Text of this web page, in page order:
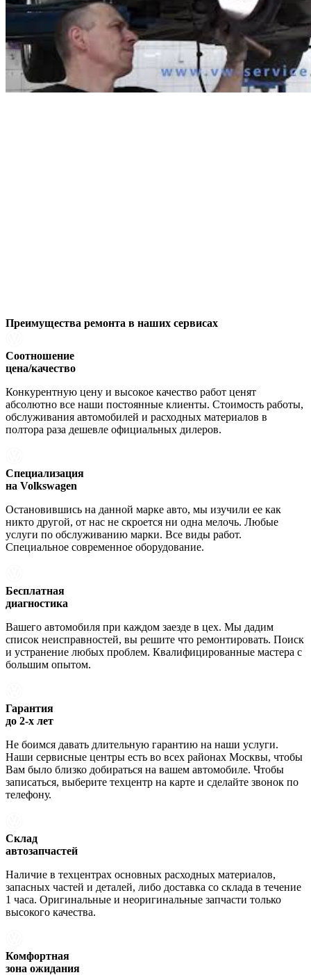
Преимущества ремонта в наших сервисах
Соотношение
цена/качество
Конкурентную цену и высокое качество работ ценят
абсолютно все наши постоянные клиенты. Стоимость работы,
обслуживания автомобилей и расходных материалов в
полтора раза дешевле официальных дилеров.
Специализация
на Volkswagen
Остановившись на данной марке авто, мы изучили ее как
никто другой, от нас не скроется ни одна мелочь. Любые
услуги по обслуживанию марки. Все виды работ.
Специальное современное оборудование.
Бесплатная
диагностика
Вашего автомобиля при каждом заезде в цех. Мы дадим
список неисправностей, вы решите что ремонтировать. Поиск
и устранение любых проблем. Квалифицированные мастера с
большим опытом.
Гарантия
до 2-х лет
Не боимся давать длительную гарантию на наши услуги.
Наши сервисные центры есть во всех районах Москвы, чтобы
Вам было близко добираться на вашем автомобиле. Чтобы
записаться, выберите техцентр на карте и сделайте звонок по
телефону.
Склад
автозапчастей
Наличие в техцентрах основных расходных материалов,
запасных частей и деталей, либо доставка со склада в течение
1 часа. Оригинальные и неоригинальные запчасти только
высокого качества.
Комфортная
зона ожидания